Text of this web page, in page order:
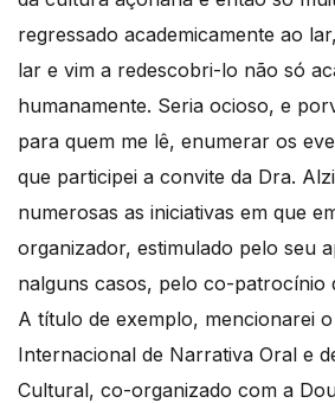
regressado academicamente ao
lar e vim a redescobri-lo não só
humanamente. Seria ocioso, e
para quem me lê, enumerar os
que participei a convite da Dra.
numerosas as iniciativas em que
organizador, estimulado pelo seu
nalguns casos, pelo co-patrocínio
A título de exemplo, mencionarei
Internacional de Narrativa Oral e
Cultural, co-organizado com a